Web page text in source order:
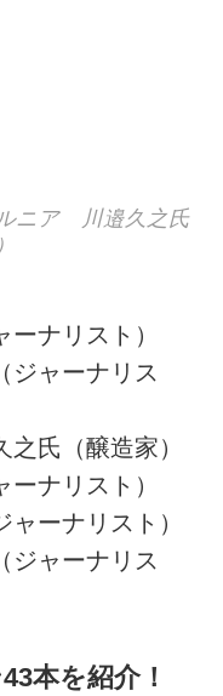
ニア 川邉久之氏
ナリスト）
ャーナリス
氏（醸造家）
ナリスト）
ーナリスト）
ャーナリス
本を紹介！